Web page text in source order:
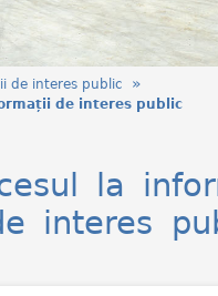
de interes public »
de interes public
la
interes